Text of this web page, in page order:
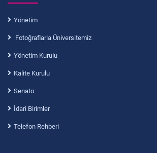
Yönetim
Fotoğraflarla Üniversitemiz
Yönetim Kurulu
Kalite Kurulu
Senato
İdari Birimler
Telefon Rehberi